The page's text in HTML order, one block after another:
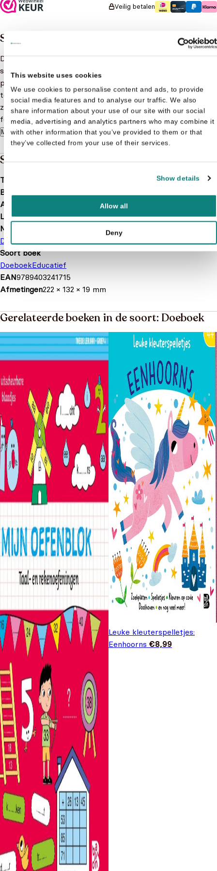
This website uses cookies
We use cookies to personalise content and ads, to provide
social media features and to analyse our traffic. We also
share information about your use of our site with our social
media, advertising and analytics partners who may combine it
with other information that you’ve provided to them or that
they’ve collected from your use of their services.
Show details
Allow all
Deny
Veilig betalen
Samenvatting
De magische wezens in dit boek hebben allemaal leuke
schrijfspelletjes voor jou in petto! Zoek de letter p op de
pagina, volg de kronkelende lijnen en verbind de juiste
tekeningen. Door de uitwisbare pagina's kun je de spelletjes
zo vaak spelen als je maar wilt. En door het handige
formaat neem je dit boek overal mee naartoe!
Meer lezen
Specificaties
Taal
Bindwijze
Aantal pagina's
Leeftijd5 t/m 7 jaar
Merk
De Ballon
Soort boek
DoeboekEducatief
EAN9789403241715
Afmetingen222 × 132 × 19 mm
Gerelateerde boeken in de soort: Doeboek
Leuke kleuterspelletjes:
Eenhoorns €8,99